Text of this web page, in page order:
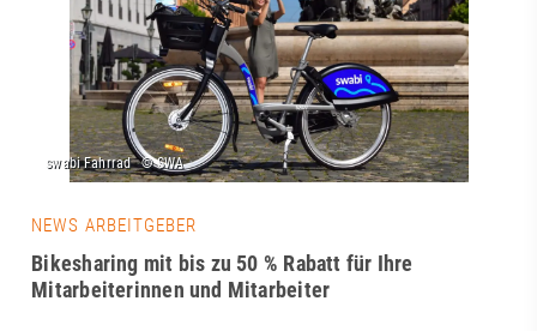
NEWS ARBEITGEBER
Bikesharing mit bis zu 50 % Rabatt für Ihre
Mitarbeiterinnen und Mitarbeiter